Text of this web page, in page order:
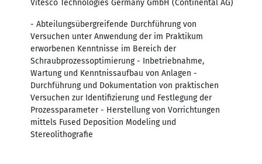
Vitesco Technologies Germany GmbH (Continental AG)
- Abteilungsübergreifende Durchführung von
Versuchen unter Anwendung der im Praktikum
erworbenen Kenntnisse im Bereich der
Schraubprozessoptimierung - Inbetriebnahme,
Wartung und Kenntnissaufbau von Anlagen -
Durchführung und Dokumentation von praktischen
Versuchen zur Identifizierung und Festlegung der
Prozessparameter - Herstellung von Vorrichtungen
mittels Fused Deposition Modeling und
Stereolithografie